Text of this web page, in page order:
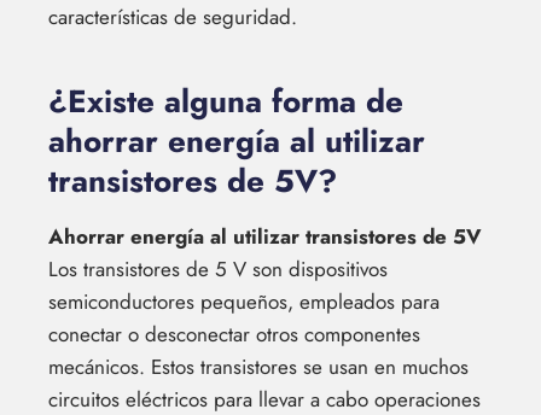
características de seguridad.
¿Existe alguna forma de
ahorrar energía al utilizar
transistores de 5V?
Ahorrar energía al utilizar transistores de 5V
Los transistores de 5 V son dispositivos
semiconductores pequeños, empleados para
conectar o desconectar otros componentes
mecánicos. Estos transistores se usan en muchos
circuitos eléctricos para llevar a cabo operaciones